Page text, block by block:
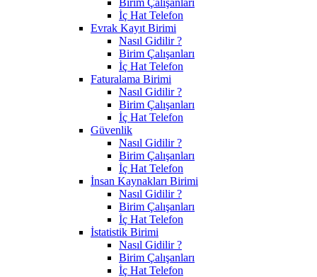
İç Hat Telefon
Evrak Kayıt Birimi
Nasıl Gidilir ?
Birim Çalışanları
İç Hat Telefon
Faturalama Birimi
Nasıl Gidilir ?
Birim Çalışanları
İç Hat Telefon
Güvenlik
Nasıl Gidilir ?
Birim Çalışanları
İç Hat Telefon
İnsan Kaynakları Birimi
Nasıl Gidilir ?
Birim Çalışanları
İç Hat Telefon
İstatistik Birimi
Nasıl Gidilir ?
Birim Çalışanları
İç Hat Telefon